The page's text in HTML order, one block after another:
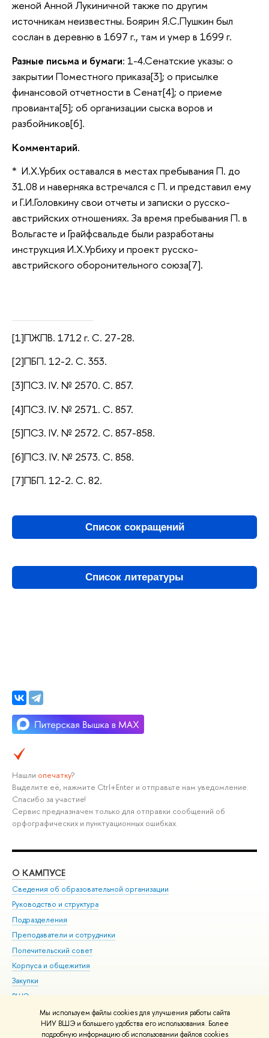
Мы используем файлы cookies для улучшения работы сайта
НИУ ВШЭ и большего удобства его использования. Более
подробную информацию об использовании файлов cookies
женой Анной Лукиничной также по другим
источникам неизвестны. Боярин Я.С.Пушкин был
сослан в деревню в 1697 г., там и умер в 1699 г.
Разные письма и бумаги: 1-4.Сенатские указы: о
закрытии Поместного приказа[3]; о присылке
финансовой отчетности в Сенат[4]; о приеме
провианта[5]; об организации сыска воров и
разбойников[6].
Комментарий.
* И.Х.Урбих оставался в местах пребывания П. до
31.08 и наверняка встречался с П. и представил ему
и Г.И.Головкину свои отчеты и записки о русско-
австрийских отношениях. За время пребывания П. в
Вольгасте и Грайфсвальде были разработаны
инструкция И.Х.Урбиху и проект русско-
австрийского оборонительного союза[7].
[1]ПЖПВ. 1712 г. С. 27-28.
[2]ПБП. 12-2. С. 353.
[3]ПСЗ. IV. № 2570. С. 857.
[4]ПСЗ. IV. № 2571. С. 857.
[5]ПСЗ. IV. № 2572. С. 857-858.
[6]ПСЗ. IV. № 2573. С. 858.
[7]ПБП. 12-2. С. 82.
Список сокращений
Список литературы
Нашли опечатку?
Выделите её, нажмите Ctrl+Enter и отправьте нам уведомление.
Спасибо за участие!
Сервис предназначен только для отправки сообщений об
орфографических и пунктуационных ошибках.
О КАМПУСЕ
Сведения об образовательной организации
Руководство и структура
Подразделения
Преподаватели и сотрудники
Попечительский совет
Корпуса и общежития
Закупки
ВШЭ для студентов с ограниченными возможностями
здоровья и инвалидностью
Версия для слабовидящих